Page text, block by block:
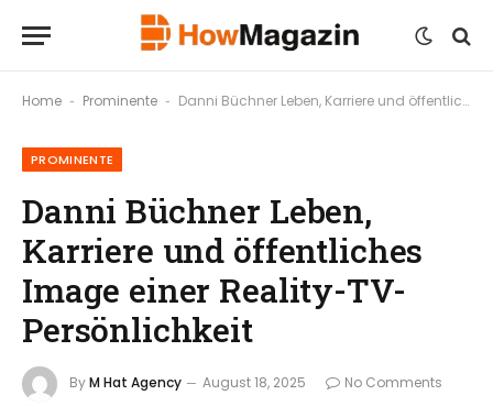
Home - Prominente - Danni Büchner Leben, Karriere und öffentliches Image einer Reality-TV-Persönlichkeit
PROMINENTE
Danni Büchner Leben,
Karriere und öffentliches
Image einer Reality-TV-
Persönlichkeit
ByM Hat Agency August 18, 2025
No Comments